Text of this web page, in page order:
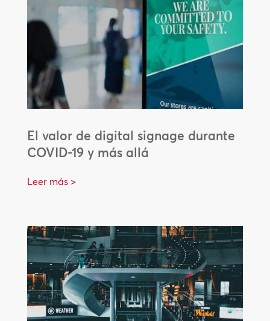
El valor de digital signage durante
COVID-19 y más allá
Leer más >